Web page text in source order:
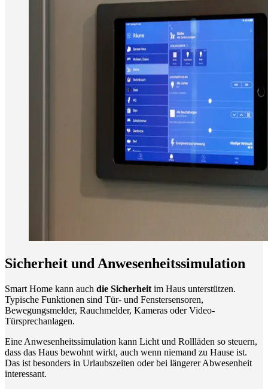
Sicherheit und Anwesenheitssimulation
Smart Home kann auch die Sicherheit im Haus unterstützen.
Typische Funktionen sind Tür- und Fenstersensoren,
Bewegungsmelder, Rauchmelder, Kameras oder Video-
Türsprechanlagen.
Eine Anwesenheitssimulation kann Licht und Rollläden so steuern,
dass das Haus bewohnt wirkt, auch wenn niemand zu Hause ist.
Das ist besonders in Urlaubszeiten oder bei längerer Abwesenheit
interessant.